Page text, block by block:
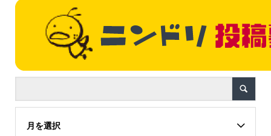
月を選択